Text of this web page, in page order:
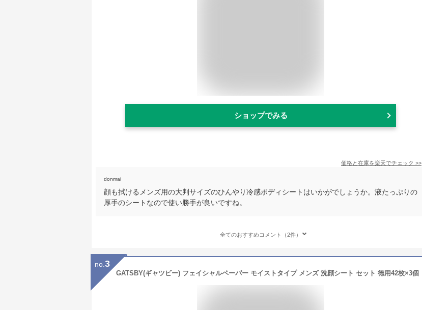
ショップでみる
価格と在庫を楽天でチェック >>
donmai
顔も拭けるメンズ用の大判サイズのひんやり冷感ボディシートはいかがでしょうか。液たっぷりの
厚手のシートなので使い勝手が良いですね。
全てのおすすめコメント（2件）
no. 3
GATSBY(ギャツビー) フェイシャルペーパー モイストタイプ メンズ 洗顔シート セット 徳用42枚×3個